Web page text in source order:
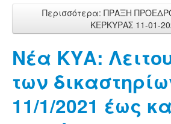
Περισσότερα: ΠΡΑΞΗ
ΚΕΡΚΥΡΑΣ 11-01-
Νέα ΚΥΑ:
των
11/1/2021 έως